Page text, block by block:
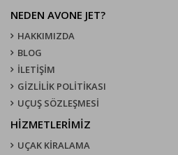
NEDEN AVONE JET?
HAKKIMIZDA
BLOG
İLETİŞİM
GİZLİLİK POLİTİKASI
UÇUŞ SÖZLEŞMESI
HİZMETLERİMİZ
UÇAK KIRALAMA